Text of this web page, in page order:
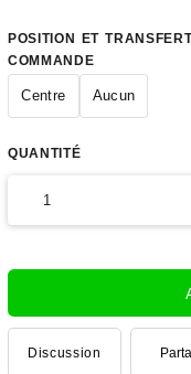
POSITION ET
COMMANDE
Centre Aucun
QUANTITÉ
Discussion